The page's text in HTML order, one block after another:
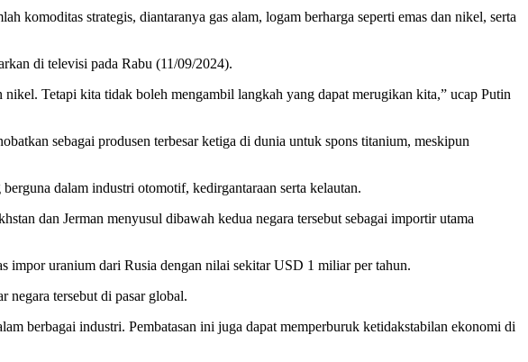
komoditas strategis, diantaranya gas alam, logam berharga seperti emas dan nikel, serta
di televisi pada Rabu (11/09/2024).
Tetapi kita tidak boleh mengambil langkah yang dapat merugikan kita,” ucap Putin
sebagai produsen terbesar ketiga di dunia untuk spons titanium, meskipun
dalam industri otomotif, kedirgantaraan serta kelautan.
dan Jerman menyusul dibawah kedua negara tersebut sebagai importir utama
impor uranium dari Rusia dengan nilai sekitar USD 1 miliar per tahun.
negara tersebut di pasar global.
berbagai industri. Pembatasan ini juga dapat memperburuk ketidakstabilan ekonomi di